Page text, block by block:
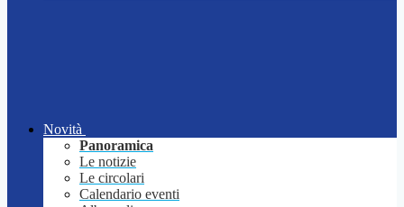
Novità
Panoramica
Le notizie
Le circolari
Calendario eventi